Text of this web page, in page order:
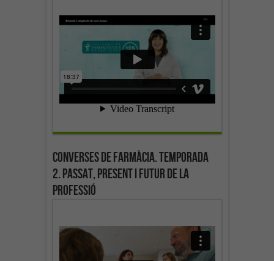
Converses de farmàcia. Temporada
2. Passat, present i futur de la
professió